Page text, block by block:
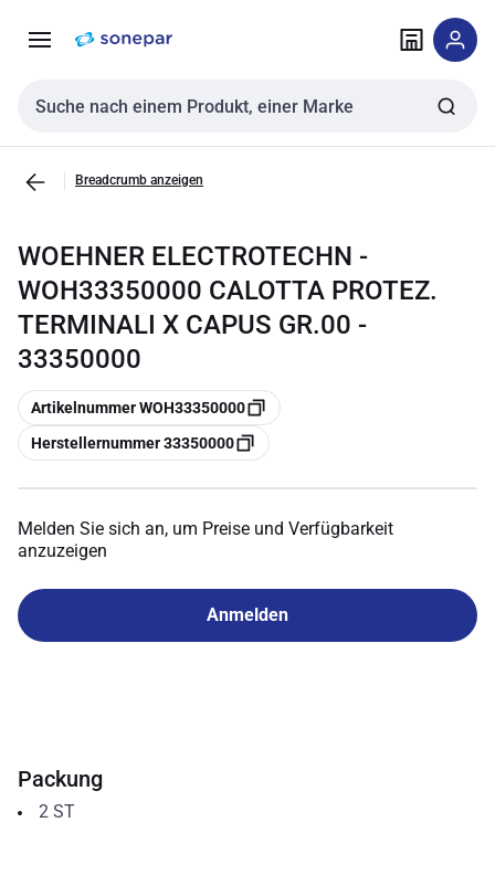
NavigationInhalt
Sucheingabe
Breadcrumb anzeigen
WOEHNER ELECTROTECHN -
WOH33350000 CALOTTA PROTEZ.
TERMINALI X CAPUS GR.00 -
33350000
Kopieren
Artikelnummer WOH33350000
Kopieren
Herstellernummer 33350000
Melden Sie sich an, um Preise und Verfügbarkeit
anzuzeigen
Anmelden
Packung
2 ST